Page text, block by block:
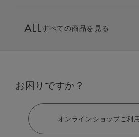
MULTI EMS
ALLすべての商品を見る
お困りですか？
オンラインショップご利
上下セット